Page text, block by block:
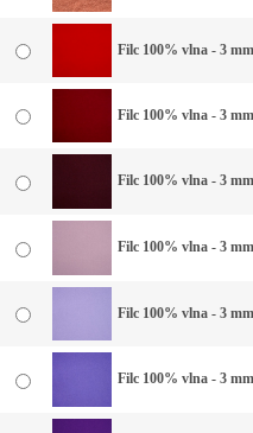
Filc 100% vlna - 3
Filc 100% vlna - 3
Filc 100% vlna - 3
Filc 100% vlna - 3
Filc 100% vlna - 3
Filc 100% vlna - 3